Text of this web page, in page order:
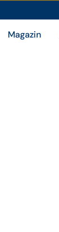
Magazin